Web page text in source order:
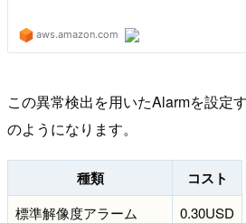
この異常検出を用いたAlarmを設定
のようになります。
種類 コスト
標準解像度アラーム
0.30USD